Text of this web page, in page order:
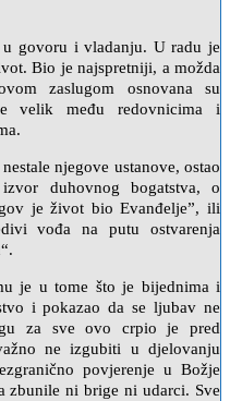
govoru i vladanju. U radu je
Bio je najspretniji, a možda
zaslugom osnovana su
velik među redovnicima i
njegove ustanove, ostao
duhovnog bogatstva, o
je život bio Evanđelje”, ili
vođa na putu ostvarenja
je u tome što je bijednima i
i pokazao da se ljubav ne
za sve ovo crpio je pred
ne izgubiti u djelovanju
povjerenje u Božje
zbunile ni brige ni udarci. Sve